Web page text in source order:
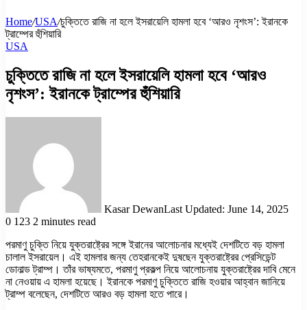
Home/USA/চুক্তিতে রাজি না হলে ইসরায়েলি হামলা হবে ‘আরও নৃশংস’: ইরানকে
ট্রাম্পের হুঁশিয়ারি
USA
চুক্তিতে রাজি না হলে ইসরায়েলি হামলা হবে ‘আরও
নৃশংস’: ইরানকে ট্রাম্পের হুঁশিয়ারি
Kasar DewanLast Updated: June 14, 2025
0 123 2 minutes read
পরমাণু চুক্তি নিয়ে যুক্তরাষ্ট্রের সঙ্গে ইরানের আলোচনার মধ্যেই দেশটিতে বড় হামলা
চালাল ইসরায়েল। এই হামলার জন্য তেহরানকেই দুষছেন যুক্তরাষ্ট্রের প্রেসিডেন্ট
ডোনাল্ড ট্রাম্প। তাঁর ভাষ্যমতে, পরমাণু প্রকল্প নিয়ে আলোচনায় যুক্তরাষ্ট্রের দাবি মেনে
না নেওয়ায় এ হামলা হয়েছে। ইরানকে পরমাণু চুক্তিতে রাজি হওয়ার আহ্বান জানিয়ে
ট্রাম্প বলেছেন, দেশটিতে আরও বড় হামলা হতে পারে।